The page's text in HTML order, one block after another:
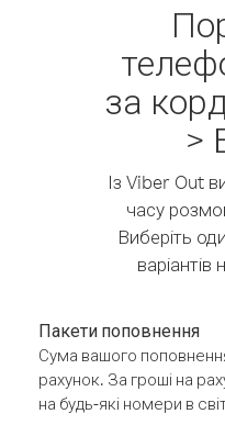
за
>
Із Viber Out
часу
Виберіть
варіантів
Пакети поповнення
Сума вашого
рахунок. За гроші на
на будь-які номери в